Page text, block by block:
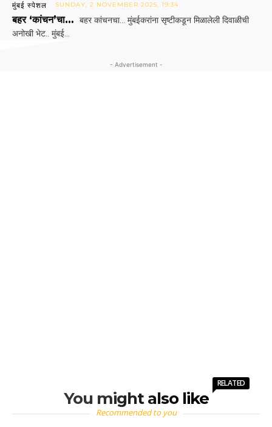
मुंबई स्पेशल SUNDAY, 2 NOVEMBER 2025, 19:34
बहर ‘कांचन’चा… बहर कांचनचा... मुंबईकरांना सृष्टीकडून मिळालेली दिवाळीची
अनोखी भेट.. मुंबई...
- Advertisement -
You might also like
RELATED
Recommended to you